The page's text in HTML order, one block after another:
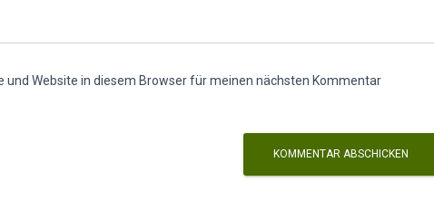
und Website in diesem Browser für meinen nächsten Kommentar